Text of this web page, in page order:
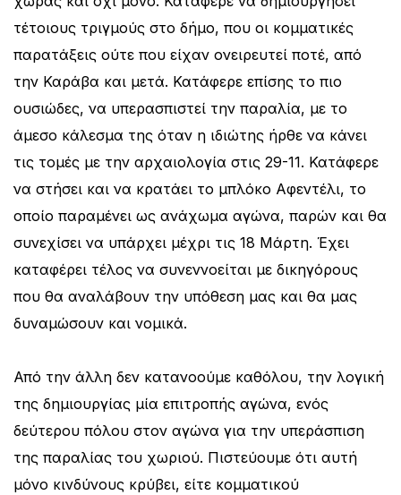
τέτοιους τριγμούς στο δήμο, που οι κομματικές
παρατάξεις ούτε που είχαν ονειρευτεί ποτέ, από
την Καράβα και μετά. Κατάφερε επίσης το πιο
ουσιώδες, να υπερασπιστεί την παραλία, με το
άμεσο κάλεσμα της όταν η ιδιώτης ήρθε να κάνει
τις τομές με την αρχαιολογία στις 29-11. Κατάφερε
να στήσει και να κρατάει το μπλόκο Αφεντέλι, το
οποίο παραμένει ως ανάχωμα αγώνα, παρών και θα
συνεχίσει να υπάρχει μέχρι τις 18 Μάρτη. Έχει
καταφέρει τέλος να συνεννοείται με δικηγόρους
που θα αναλάβουν την υπόθεση μας και θα μας
δυναμώσουν και νομικά.
Από την άλλη δεν κατανοούμε καθόλου, την λογική
της δημιουργίας μία επιτροπής αγώνα, ενός
δεύτερου πόλου στον αγώνα για την υπεράσπιση
της παραλίας του χωριού. Πιστεύουμε ότι αυτή
μόνο κινδύνους κρύβει, είτε κομματικού